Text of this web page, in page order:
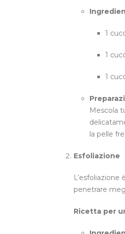
1
1
1
Mescola
la pelle
Esfoliazione
penetrare
Ricetta per